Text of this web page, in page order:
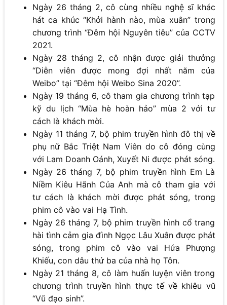
Ngày 26 tháng 2, cô cùng nhiều nghệ sĩ khác
hát ca khúc “Khởi hành nào, mùa xuân” trong
chương trình “Đêm hội Nguyên tiêu” của CCTV
2021.
Ngày 28 tháng 2, cô nhận được giải thưởng
“Diễn viên được mong đợi nhất năm của
Weibo” tại “Đêm hội Weibo Sina 2020”.
Ngày 19 tháng 6, cô tham gia chương trình tạp
kỹ du lịch “Mùa hè hoàn hảo” mùa 2 với tư
cách là khách mời.
Ngày 11 tháng 7, bộ phim truyền hình đô thị về
phụ nữ Bắc Triệt Nam Viên do cô đóng cùng
với Lam Doanh Oánh, Xuyết Ni được phát sóng.
Ngày 26 tháng 7, bộ phim truyền hình Em Là
Niềm Kiêu Hãnh Của Anh mà cô tham gia với
tư cách là khách mời được phát sóng, trong
phim cô vào vai Hạ Tình.
Ngày 26 tháng 7, bộ phim truyền hình cổ trang
hài tình cảm gia đình Ngọc Lâu Xuân được phát
sóng, trong phim cô vào vai Hứa Phượng
Khiếu, con dâu thứ ba của nhà họ Tôn.
Ngày 21 tháng 8, cô làm huấn luyện viên trong
chương trình truyền hình thực tế về khiêu vũ
“Vũ đạo sinh”.